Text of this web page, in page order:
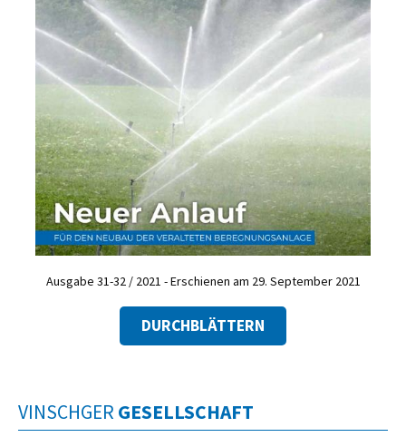
Ausgabe 31-32 / 2021 - Erschienen am 29. September 2021
DURCHBLÄTTERN
VINSCHGER GESELLSCHAFT